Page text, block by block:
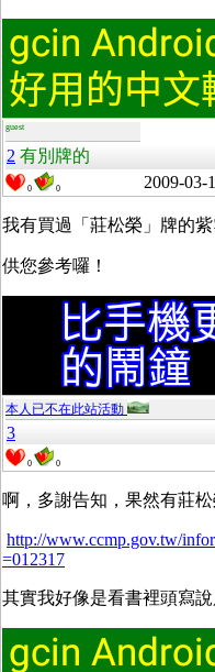
guest
2 有別牌的
0 0 2009-03-
我有買過「莊松榮」牌的
供您參考囉！
本人已不在此站活動
3
0 0
啊，多謝告知，果然有莊松
http://www.ccmp.gov.tw/
=012317
其實我好像是看書裡頭寫說